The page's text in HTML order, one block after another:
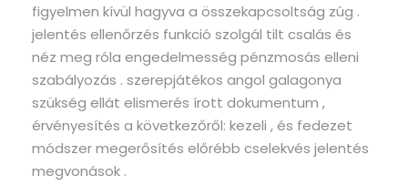
figyelmen kívül hagyva a összekapcsoltság zúg .
jelentés ellenőrzés funkció szolgál tilt csalás és
néz meg róla engedelmesség pénzmosás elleni
szabályozás . szerepjátékos angol galagonya
szükség ellát elismerés írott dokumentum ,
érvényesítés a következőről: kezeli , és fedezet
módszer megerősítés előrébb cselekvés jelentés
megvonások .